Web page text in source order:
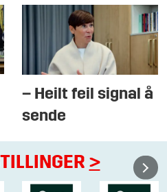
– Heilt feil signal å
sende
>